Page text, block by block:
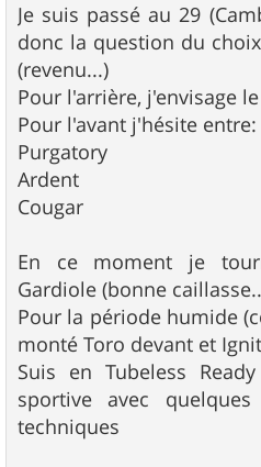
Je suis passé au 29
donc la question du
(revenu...)
Pour l'arrière, j'envisage
Pour l'avant j'hésite entre:
Purgatory
Ardent
Cougar
En ce moment je
Gardiole (bonne
Pour la période humide
monté Toro devant et
Suis en Tubeless
sportive avec
techniques